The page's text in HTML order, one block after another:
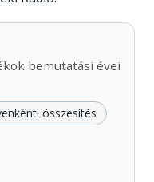
bemutatási évei
összesítés